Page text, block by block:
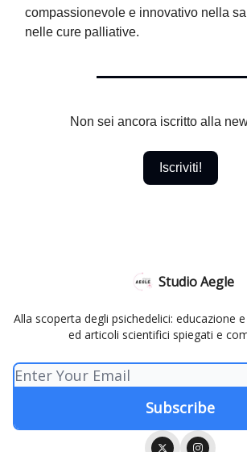
compassionevole e innovativo nella
nelle cure palliative.
Non sei ancora iscritto alla
Iscriviti!
Studio Aegle
Alla scoperta degli psichedelici: educazione
ed articoli scientifici spiegati e